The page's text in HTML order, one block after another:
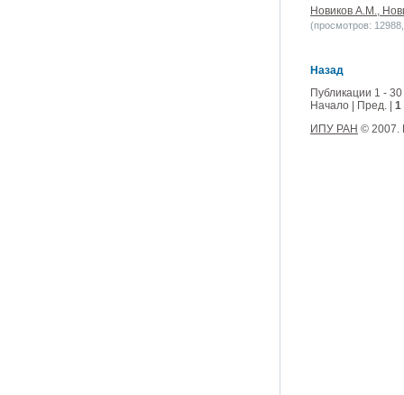
Новиков А.М.,
(просмотров:
Назад
Публикации 1 -
Начало | Пред. | 1
ИПУ РАН © 2007.